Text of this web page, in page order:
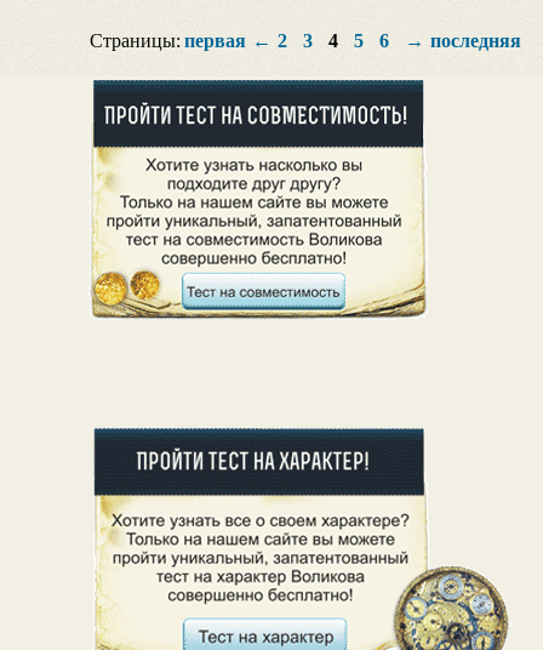
Страницы: первая ← 2 3 4 5 6 → последняя